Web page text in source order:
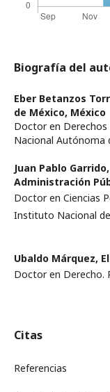
Biografía del
Eber Betanzos
de México, México
Doctor en Derechos
Nacional
Juan Pablo Garrido,
Administración
Doctor en Ciencias
Instituto Nacional
Ubaldo Márquez,
Doctor en Derecho.
Citas
Referencias